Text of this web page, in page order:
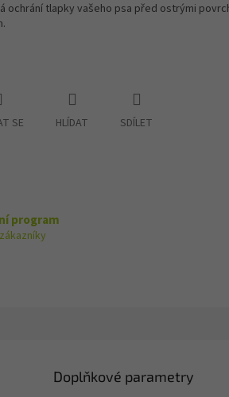
ochrání tlapky vašeho psa před ostrými
SE HLÍDAT SDÍLET
program
Doplňkové parametry